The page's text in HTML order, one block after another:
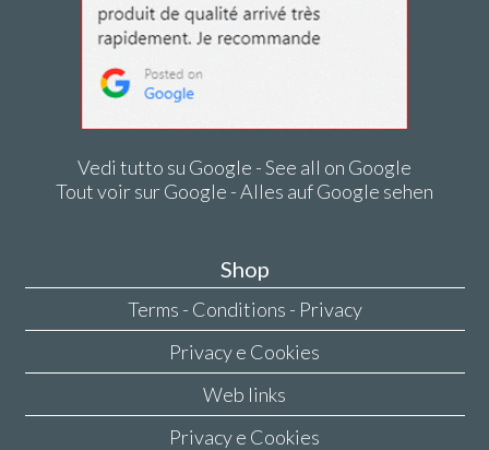
Vedi tutto su Google - See all on Google
Tout voir sur Google - Alles auf Google sehen
Shop
Terms - Conditions - Privacy
Privacy e Cookies
Web links
Privacy e Cookies